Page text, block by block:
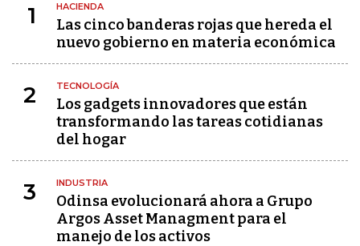
1 HACIENDA
Las cinco banderas rojas que hereda el
nuevo gobierno en materia económica
2 TECNOLOGÍA
Los gadgets innovadores que están
transformando las tareas cotidianas
del hogar
3 INDUSTRIA
Odinsa evolucionará ahora a Grupo
Argos Asset Managment para el
manejo de los activos